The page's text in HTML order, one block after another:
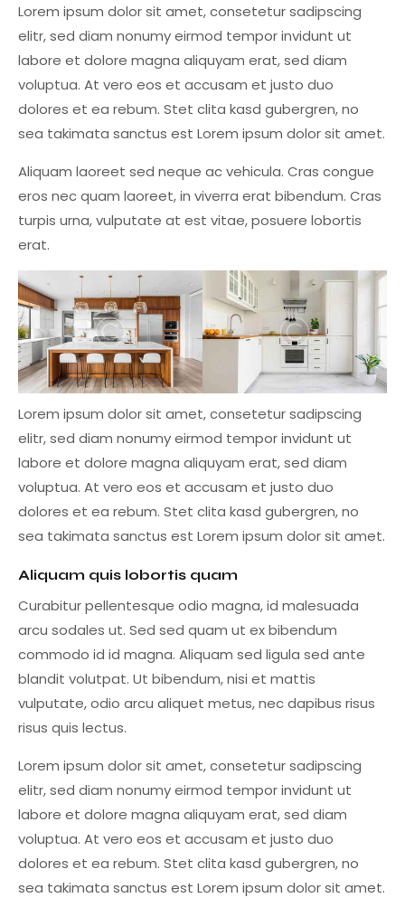
Lorem ipsum dolor sit amet, consetetur sadipscing
elitr, sed diam nonumy eirmod tempor invidunt ut
labore et dolore magna aliquyam erat, sed diam
voluptua. At vero eos et accusam et justo duo
dolores et ea rebum. Stet clita kasd gubergren, no
sea takimata sanctus est Lorem ipsum dolor sit amet.
Aliquam laoreet sed neque ac vehicula. Cras congue
eros nec quam laoreet, in viverra erat bibendum. Cras
turpis urna, vulputate at est vitae, posuere lobortis
erat.
Lorem ipsum dolor sit amet, consetetur sadipscing
elitr, sed diam nonumy eirmod tempor invidunt ut
labore et dolore magna aliquyam erat, sed diam
voluptua. At vero eos et accusam et justo duo
dolores et ea rebum. Stet clita kasd gubergren, no
sea takimata sanctus est Lorem ipsum dolor sit amet.
Aliquam quis lobortis quam
Curabitur pellentesque odio magna, id malesuada
arcu sodales ut. Sed sed quam ut ex bibendum
commodo id id magna. Aliquam sed ligula sed ante
blandit volutpat. Ut bibendum, nisi et mattis
vulputate, odio arcu aliquet metus, nec dapibus risus
risus quis lectus.
Lorem ipsum dolor sit amet, consetetur sadipscing
elitr, sed diam nonumy eirmod tempor invidunt ut
labore et dolore magna aliquyam erat, sed diam
voluptua. At vero eos et accusam et justo duo
dolores et ea rebum. Stet clita kasd gubergren, no
sea takimata sanctus est Lorem ipsum dolor sit amet.